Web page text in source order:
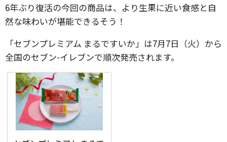
6年ぶり復活の今回の商品は、より生果に近い食感と自
然な味わいが堪能できるそう！
「セブンプレミアム まるですいか」は7月7日（火）から
全国のセブン-イレブンで順次発売されます。